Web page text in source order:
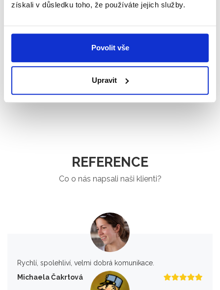
získali v důsledku toho, že používáte jejich služby.
Povolit vše
Upravit
Upozornění
Kontaktovat nás můžete v sobotu pouze telefonicky,
nikoliv emailem. Na objednávky a maily zaslané o
víkendu Vám dopovíme v pondělí. Děkujeme za
REFERENCE
Co o nás napsali naši klienti?
Rychlí, spolehliví, velmi dobrá komunikace.
Michaela Čakrtová